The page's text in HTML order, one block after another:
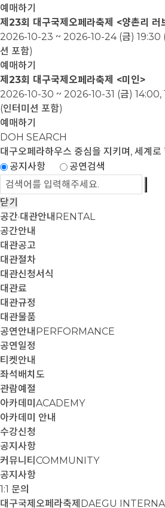
예매하기
제23회 대구국제오페라축제 <양촌리 러
2026-10-23 ~ 2026-10-24 (금) 19:30
션 포함)
예매하기
제23회 대구국제오페라축제 <미인>
2026-10-30 ~ 2026-10-31 (금) 14:00,
(인터미션 포함)
예매하기
DOH SEARCH
대구오페라하우스 중심을 지키며, 세계로
공지사항
공연검색
닫기
공간·대관안내 RENTAL
공간안내
대관공고
대관절차
대관신청서식
대관료
대관규정
대관물품
공연안내 PERFORMANCE
공연일정
티켓안내
좌석배치도
관람예절
아카데미 ACADEMY
아카데미 안내
수강신청
공지사항
커뮤니티 COMMUNITY
공지사항
1:1 문의
대구국제오페라축제 DAEGU